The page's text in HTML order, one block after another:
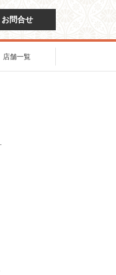
お問合せ
店舗一覧